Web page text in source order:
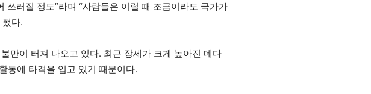
쓰러질 정도”라며 “사람들은 이럴 때 조금이라도 국가가
다.
만이 터져 나오고 있다. 최근 장세가 크게 높아진 데다
동에 타격을 입고 있기 때문이다.